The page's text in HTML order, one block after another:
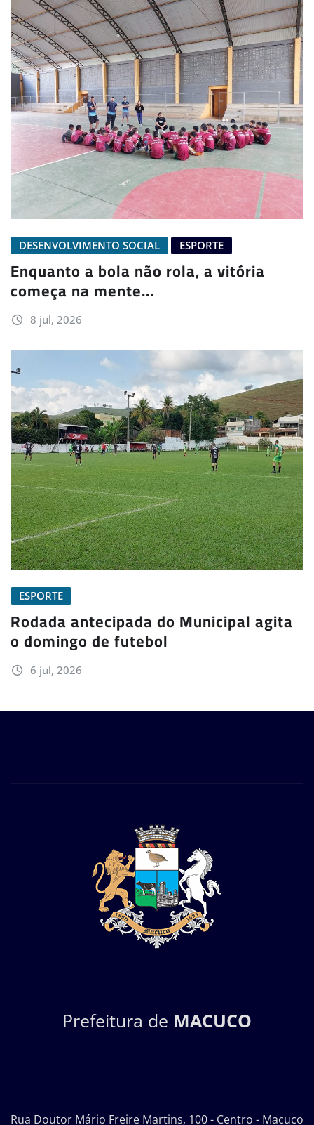
DESENVOLVIMENTO SOCIAL ESPORTE
Enquanto a bola não rola, a vitória
começa na mente…
8 jul, 2026
ESPORTE
Rodada antecipada do Municipal agita
o domingo de futebol
6 jul, 2026
Prefeitura de MACUCO
Rua Doutor Mário Freire Martins, 100 - Centro - Macuco